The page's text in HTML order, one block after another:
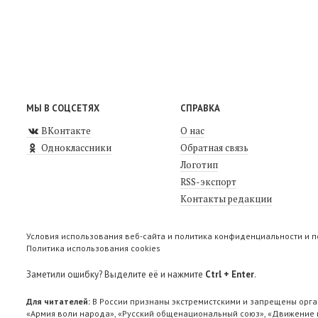
МЫ В СОЦСЕТЯХ
ВКонтакте
Одноклассники
СПРАВКА
О нас
Обратная связь
Логотип
RSS-экспорт
Контакты редакции
Условия использования веб-сайта и политика конфиденциальности и
Политика использования cookies
Заметили ошибку? Выделите её и нажмите Ctrl + Enter.
Для читателей: В России признаны экстремистскими и запрещены
«Армия воли народа», «Русский общенациональный союз»,